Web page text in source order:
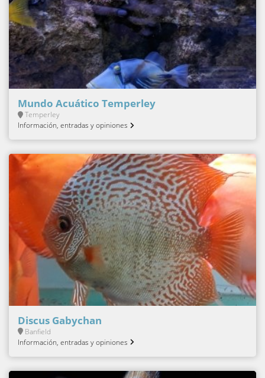
Mundo Acuático Temperley
Temperley
Información, entradas y opiniones
Discus Gabychan
Banfield
Información, entradas y opiniones